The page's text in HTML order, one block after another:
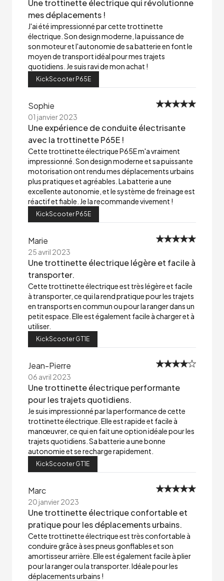
Une trottinette électrique qui révolutionne
mes déplacements !
J'ai été impressionné par cette trottinette
électrique. Son design moderne, la puissance de
son moteur et l'autonomie de sa batterie en font le
moyen de transport idéal pour mes trajets
quotidiens. Je suis ravi de mon achat !
KickScooter P65E
Sophie
01 janvier 2023
Une expérience de conduite électrisante
avec la trottinette P65E !
Cette trottinette électrique P65E m'a vraiment
impressionné. Son design moderne et sa puissante
motorisation ont rendu mes déplacements urbains
plus pratiques et agréables. La batterie a une
excellente autonomie, et le système de freinage est
réactif et fiable. Je la recommande vivement !
KickScooter P65E
Marie
25 avril 2023
Une trottinette électrique légère et facile à
transporter.
Cette trottinette électrique est très légère et facile
à transporter, ce qui la rend pratique pour les trajets
en transports en commun ou pour la ranger dans un
petit espace. Elle est également facile à charger et à
utiliser.
KickScooter GT1E
Jean-Pierre
06 avril 2023
Une trottinette électrique performante
pour les trajets quotidiens.
Je suis impressionné par la performance de cette
trottinette électrique. Elle est rapide et facile à
manœuvrer, ce qui en fait une option idéale pour les
trajets quotidiens. Sa batterie a une bonne
autonomie et se recharge rapidement.
KickScooter GT1E
Marc
20 janvier 2023
Une trottinette électrique confortable et
pratique pour les déplacements urbains.
Cette trottinette électrique est très confortable à
conduire grâce à ses pneus gonflables et son
amortisseur arrière. Elle est également facile à plier
pour la ranger ou la transporter. Idéale pour les
déplacements urbains !